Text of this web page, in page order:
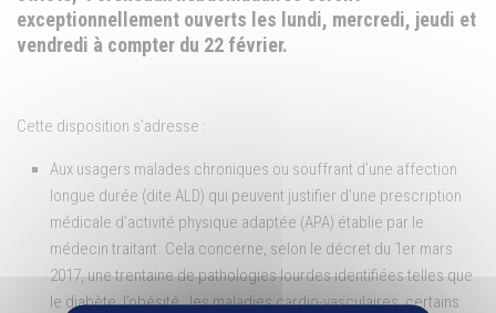
exceptionnellement ouverts les lundi, mercredi, jeudi et
vendredi à compter du 22 février.
Cette disposition s’adresse :
Aux usagers malades chroniques ou souffrant d’une affection
longue durée (dite ALD) qui peuvent justifier d’une prescription
médicale d’activité physique adaptée (APA) établie par le
médecin traitant. Cela concerne, selon le décret du 1er mars
2017, une trentaine de pathologies lourdes identifiées telles que
le diabète, l’obésité, les maladies cardio-vasculaires, certains